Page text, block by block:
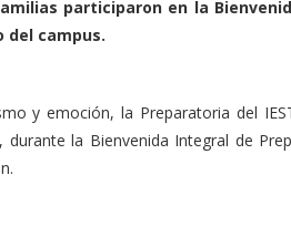
participaron en la
del campus.
y emoción, la Preparatoria del
durante la Bienvenida Integral de